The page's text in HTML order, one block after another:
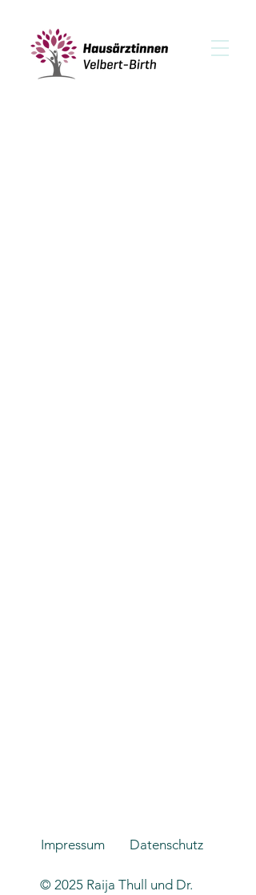
Impressum Datenschutz
© 2025 Raija Thull und Dr.